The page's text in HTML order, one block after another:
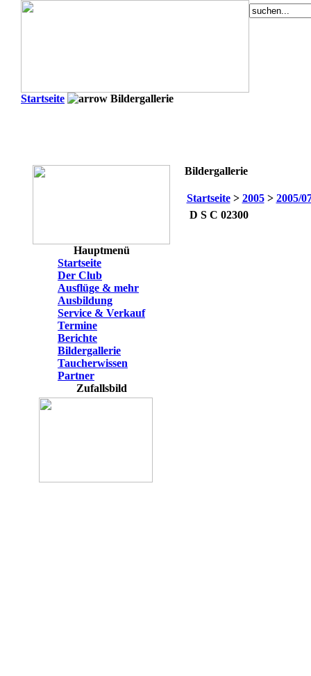
Startseite Bildergallerie
Hauptmenü
Startseite
Der Club
Ausflüge & mehr
Ausbildung
Service & Verkauf
Termine
Berichte
Bildergallerie
Taucherwissen
Partner
Zufallsbild
Bildergallerie
Startseite> 2005> 2005/
D S C 02300